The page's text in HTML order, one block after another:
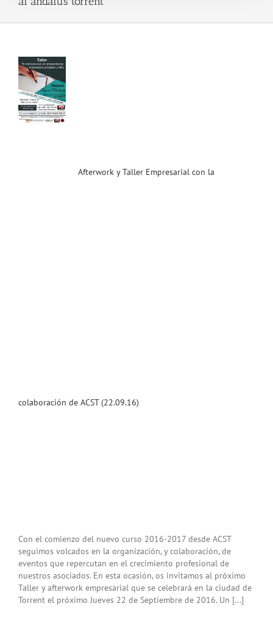
Afterwork y Taller Empresarial con la
colaboración de ACST (22.09.16)
Con el comienzo del nuevo curso 2016-2017 desde ACST
seguimos volcados en la organización, y colaboración, de
eventos que repercutan en el crecimiento profesional de
nuestros asociados. En esta ocasión, os invitamos al próximo
Taller y afterwork empresarial que se celebrará en la ciudad de
Torrent el próximo Jueves 22 de Septiembre de 2016. Un [...]